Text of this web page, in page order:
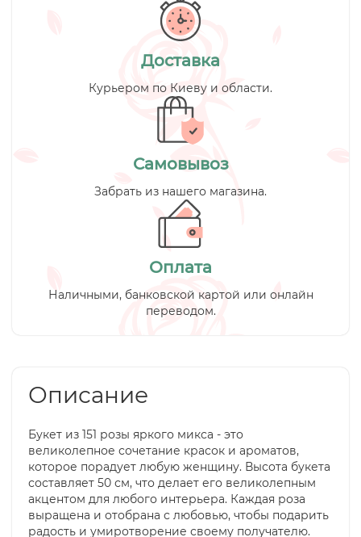
Доставка
Курьером по Киеву и области.
Самовывоз
Забрать из нашего магазина.
Оплата
Наличными, банковской картой или онлайн
переводом.
Описание
Букет из 151 розы яркого микса - это
великолепное сочетание красок и ароматов,
которое порадует любую женщину. Высота букета
составляет 50 см, что делает его великолепным
акцентом для любого интерьера. Каждая роза
выращена и отобрана с любовью, чтобы подарить
радость и умиротворение своему получателю.